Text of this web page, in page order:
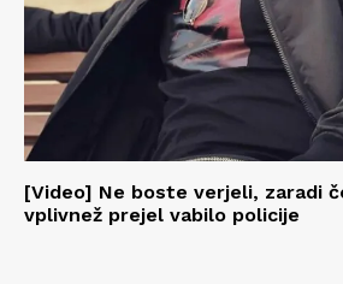
[Video] Ne boste verjeli, zaradi
vplivnež prejel vabilo policije